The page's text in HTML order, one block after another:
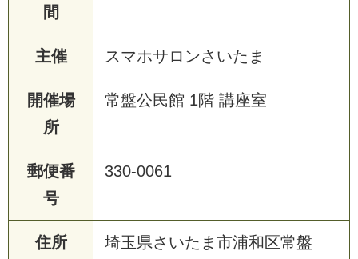
間
主催 スマホサロンさいたま
開催場
所
常盤公民館 1階 講座室
郵便番
号
330-0061
住所
埼玉県さいたま市浦和区常盤